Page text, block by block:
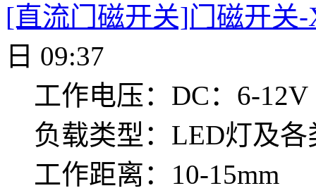
[直流门磁开关]门磁开关
日 09:37
工作电压：DC：6-12V
负载类型：LED灯及
工作距离：10-15mm